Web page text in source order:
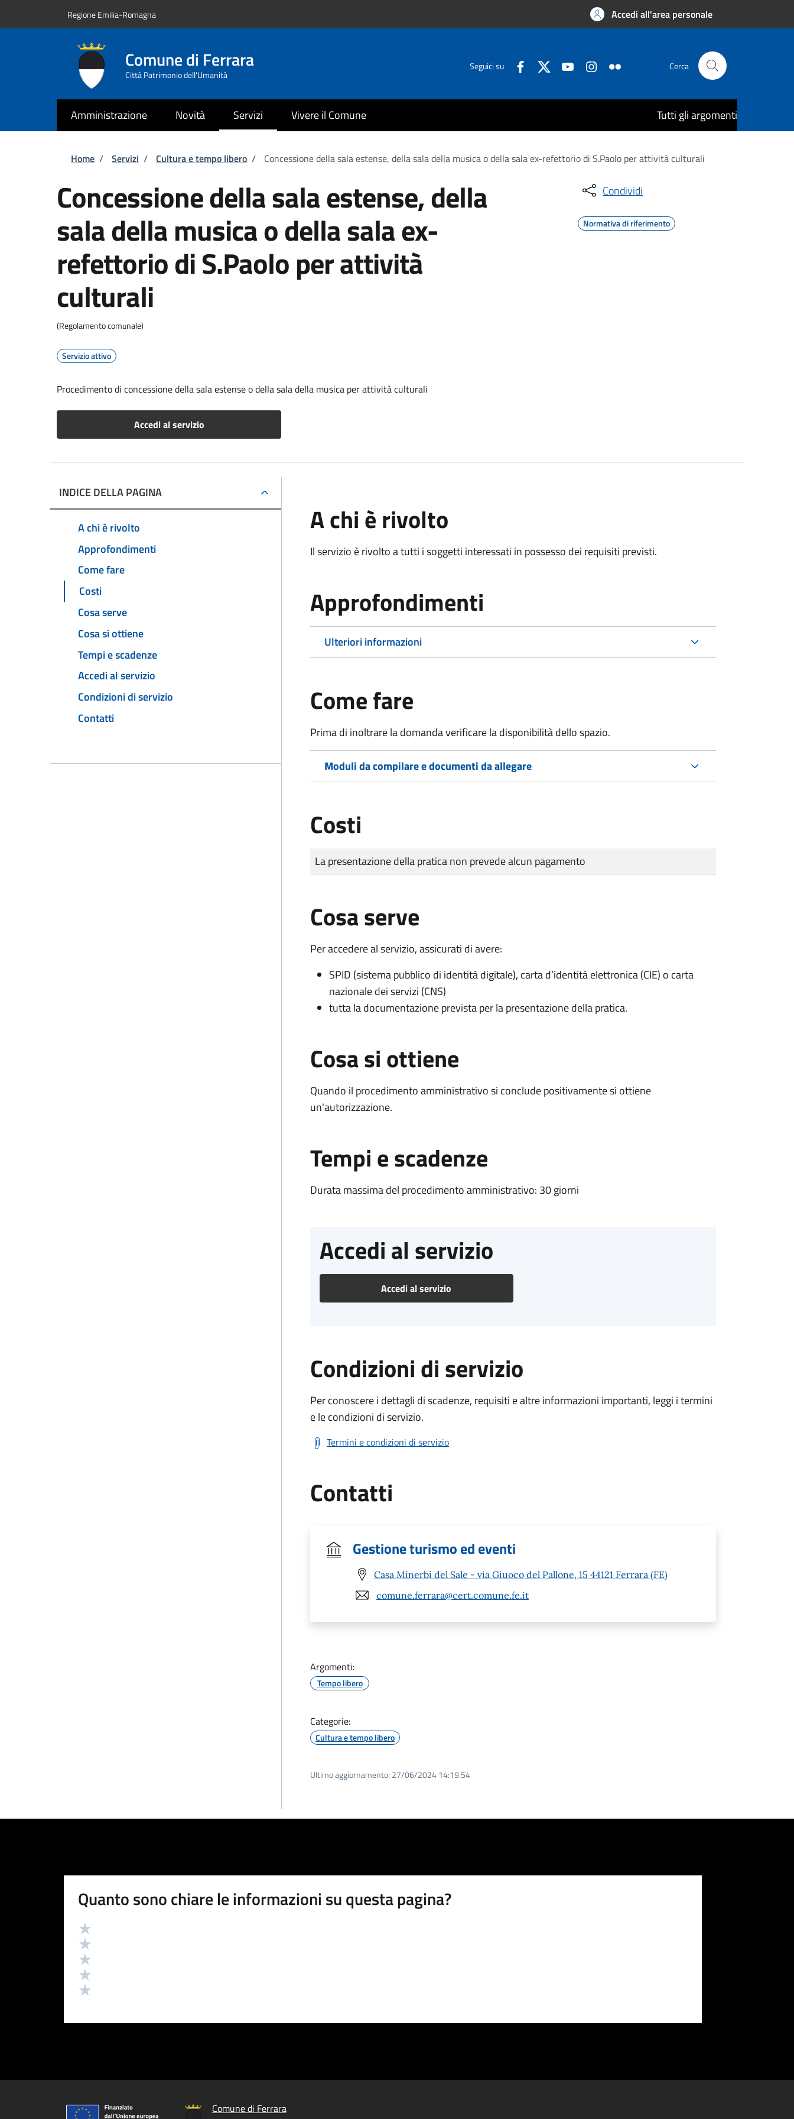
Regione Emilia-Romagna Accedi all'area personale
Comune di Ferrara
Città Patrimonio dell'Umanità
Seguici su Cerca
Amministrazione Novità Servizi Vivere il Comune Tutti gli argomenti
Briciole di pane
Home / Servizi / Cultura e tempo libero / Concessione della sala estense, della sala della musica o della sala ex-refettorio di S.Paolo per attività culturali
Concessione della sala estense, della
sala della musica o della sala ex-
refettorio di S.Paolo per attività
culturali
(Regolamento comunale)
Servizio attivo
Procedimento di concessione della sala estense o della sala della musica per attività culturali
Accedi al servizio
Condividi
Normativa di riferimento
INDICE DELLA PAGINA
A chi è rivolto
Approfondimenti
Come fare
Costi
Cosa serve
Cosa si ottiene
Tempi e scadenze
Accedi al servizio
Condizioni di servizio
Contatti
A chi è rivolto
Il servizio è rivolto a tutti i soggetti interessati in possesso dei requisiti previsti.
Approfondimenti
Ulteriori informazioni
Come fare
Prima di inoltrare la domanda verificare la disponibilità dello spazio.
Moduli da compilare e documenti da allegare
Costi
Tipo di pagamento
Importo
La presentazione della pratica non prevede alcun pagamento
Cosa serve
Per accedere al servizio, assicurati di avere:
SPID (sistema pubblico di identità digitale), carta d’identità elettronica (CIE) o carta
nazionale dei servizi (CNS)
tutta la documentazione prevista per la presentazione della pratica.
Cosa si ottiene
Quando il procedimento amministrativo si conclude positivamente si ottiene
un'autorizzazione.
Tempi e scadenze
Durata massima del procedimento amministrativo: 30 giorni
Accedi al servizio
Accedi al servizio
Condizioni di servizio
Per conoscere i dettagli di scadenze, requisiti e altre informazioni importanti, leggi i termini
e le condizioni di servizio.
Termini e condizioni di servizio
Contatti
Gestione turismo ed eventi
Casa Minerbi del Sale - via Giuoco del Pallone, 15 44121 Ferrara (FE)
comune.ferrara@cert.comune.fe.it
Argomenti:
Tempo libero
Categorie:
Cultura e tempo libero
Ultimo aggiornamento: 27/06/2024 14:19.54
Quanto sono chiare le informazioni su questa pagina?
Valutazione
Comune di Ferrara